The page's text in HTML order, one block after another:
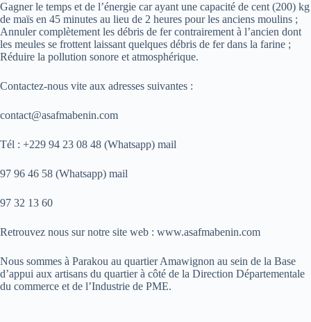
Gagner le temps et de l’énergie car ayant une capacité de cent (200) kg
de maïs en 45 minutes au lieu de 2 heures pour les anciens moulins ;
Annuler complètement les débris de fer contrairement à l’ancien dont
les meules se frottent laissant quelques débris de fer dans la farine ;
Réduire la pollution sonore et atmosphérique.
Contactez-nous vite aux adresses suivantes :
contact@asafmabenin.com
Tél : +229 94 23 08 48 (Whatsapp) mail
97 96 46 58 (Whatsapp) mail
97 32 13 60
Retrouvez nous sur notre site web : www.asafmabenin.com
Nous sommes à Parakou au quartier Amawignon au sein de la Base
d’appui aux artisans du quartier à côté de la Direction Départementale
du commerce et de l’Industrie de PME.